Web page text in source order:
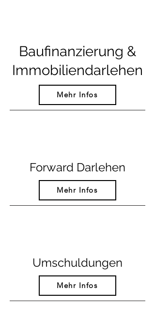
Baufinanzierung &
Immobiliendarlehen
Mehr Infos
Forward Darlehen
Mehr Infos
Umschuldungen
Mehr Infos